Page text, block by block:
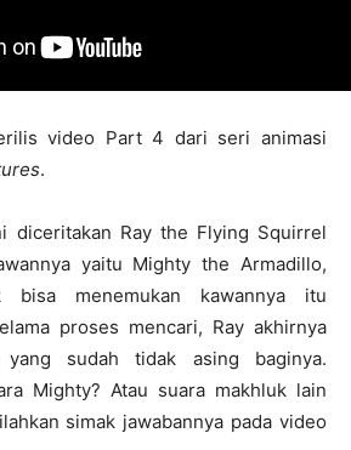
video Part 4 dari seri animasi
.
diceritakan Ray the Flying Squirrel
yaitu Mighty the Armadillo,
bisa menemukan kawannya itu
proses mencari, Ray akhirnya
yang sudah tidak asing baginya.
Mighty? Atau suara makhluk lain
simak jawabannya pada video